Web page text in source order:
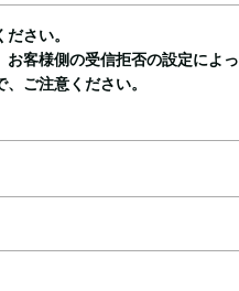
さい。
客様側の受信拒否の設定によっ
ご注意ください。